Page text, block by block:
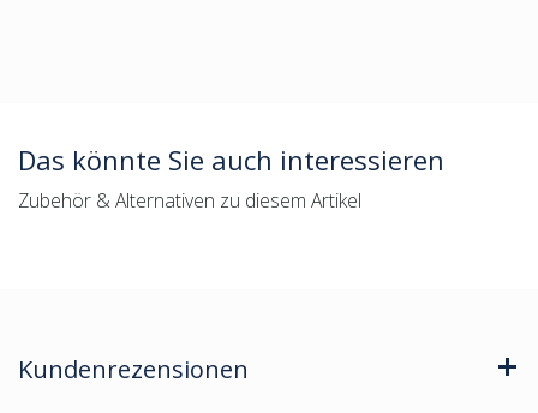
Das könnte Sie auch interessieren
Zubehör & Alternativen zu diesem Artikel
Kundenrezensionen